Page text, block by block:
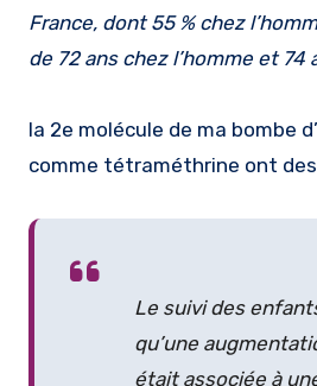
France, dont 55 % chez
de 72 ans chez l’homme et 74
la 2e molécule de ma bombe
comme tétraméthrine ont
Le suivi des
qu’une
était associée à